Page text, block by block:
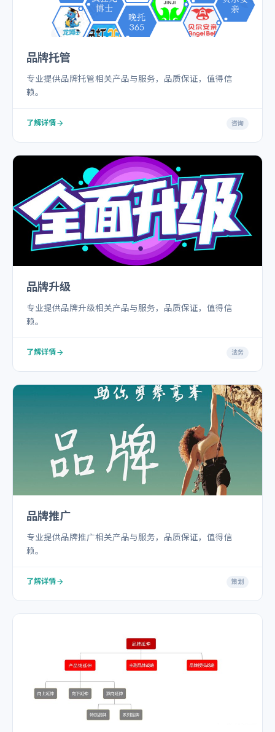
品牌托管
专业提供品牌托管相关产品与服务，品质保证，值得信
赖。
了解详情 咨询
品牌升级
专业提供品牌升级相关产品与服务，品质保证，值得信
赖。
了解详情 法务
品牌推广
专业提供品牌推广相关产品与服务，品质保证，值得信
赖。
了解详情 策划